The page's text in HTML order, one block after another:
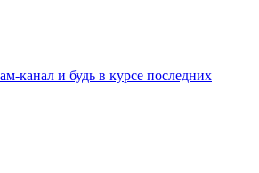
канал и будь в курсе последних